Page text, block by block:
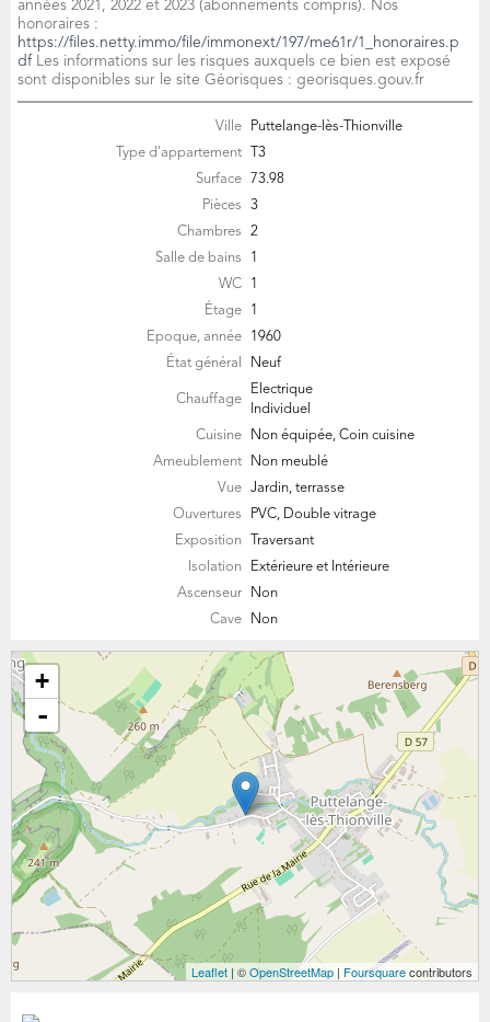
années 2021, 2022 et 2023 (abonnements compris). Nos
honoraires :
https://files.netty.immo/file/immonext/197/me61r/1_honoraires.p
df Les informations sur les risques auxquels ce bien est exposé
sont disponibles sur le site Géorisques : georisques.gouv.fr
Ville
Puttelange-lès-Thionville
Type d'appartement
T3
Surface
73.98
Pièces
3
Chambres
2
Salle de bains
1
WC
1
Étage
1
Epoque, année
1960
État général
Neuf
Chauffage
Electrique
Individuel
Cuisine
Non équipée, Coin cuisine
Ameublement
Non meublé
Vue
Jardin, terrasse
Ouvertures
PVC, Double vitrage
Exposition
Traversant
Isolation
Extérieure et Intérieure
Ascenseur
Non
Cave
Non
+
-
Leaflet | ©OpenStreetMap | Foursquarecontributors